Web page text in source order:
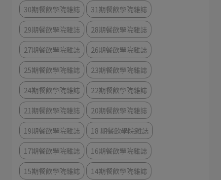
30期餐飲學院雜誌
31期餐飲學院雜誌
29期餐飲學院雜誌
28期餐飲學院雜誌
27期餐飲學院雜誌
26期餐飲學院雜誌
25期餐飲學院雜誌
23期餐飲學院雜誌
24期餐飲學院雜誌
22期餐飲學院雜誌
21期餐飲學院雜誌
20期餐飲學院雜誌
19期餐飲學院雜誌
18 期餐飲學院雜誌
17期餐飲學院雜誌
16期餐飲學院雜誌
15期餐飲學院雜誌
14期餐飲學院雜誌